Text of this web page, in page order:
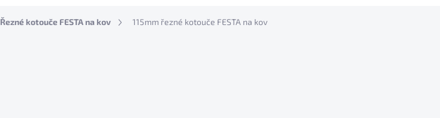
Řezné kotouče FESTA na kov 115mm řezné kotouče FESTA na kov